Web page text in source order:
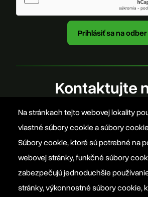
Kontaktujte
Platforma EPP 2012
Na stránkach tejto webovej lokality
vlastné súbory cookie a súbory
Súbory cookie, ktoré sú potrebné na
webovej stránky, funkčné súbory
zabezpečujú jednoduchšie
stránky, výkonnostné súbory cookie,